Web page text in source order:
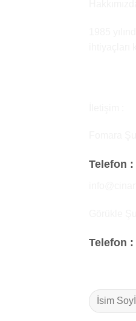
Telefon :
Telefon :